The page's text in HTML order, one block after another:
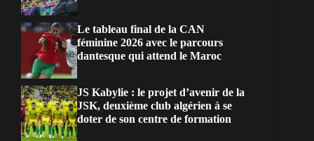
Le tableau final de la CAN
féminine 2026 avec le parcours
dantesque qui attend le Maroc
JS Kabylie : le projet d’avenir de la
JSK, deuxième club algérien à se
doter de son centre de formation